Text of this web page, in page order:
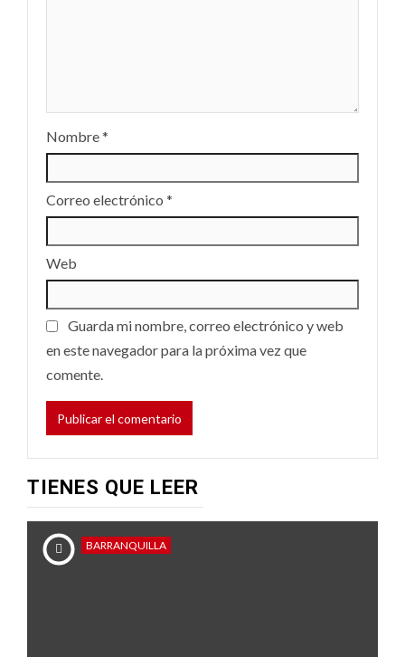
Nombre*
Correo electrónico *
Web
Guarda mi nombre, correo electrónico y web
en este navegador para la próxima vez que
comente.
TIENES QUE LEER
BARRANQUILLA